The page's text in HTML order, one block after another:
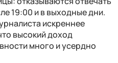
19:00 и в выходные дни.
искреннее
высокий доход
много и усердно